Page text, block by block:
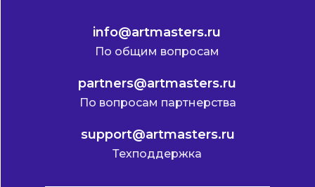
partners@artmasters.ru
По вопросам партнерства
info@artmasters.ru
По общим вопросам
support@artmasters.ru
Техподдержка